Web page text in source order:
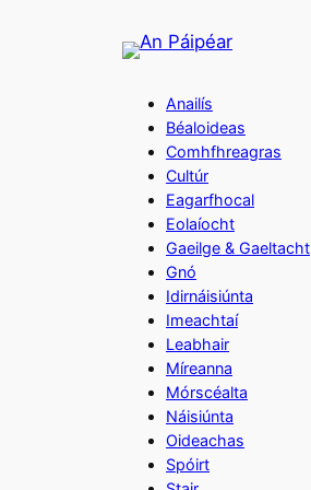
Anailís
Béaloideas
Comhfhreagras
Cultúr
Eagarfhocal
Eolaíocht
Gaeilge & Gaeltacht
Gnó
Idirnáisiúnta
Imeachtaí
Leabhair
Míreanna
Mórscéalta
Náisiúnta
Oideachas
Spóirt